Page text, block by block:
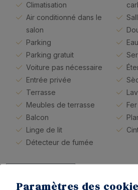
Climatisation
Air conditionné dans le
salon
Parking
Parking gratuit
Voiture pas nécessaire
Entrée privée
Terrasse
Meubles de terrasse
Balcon
Linge de lit
Détecteur de fumée
Paramètres des